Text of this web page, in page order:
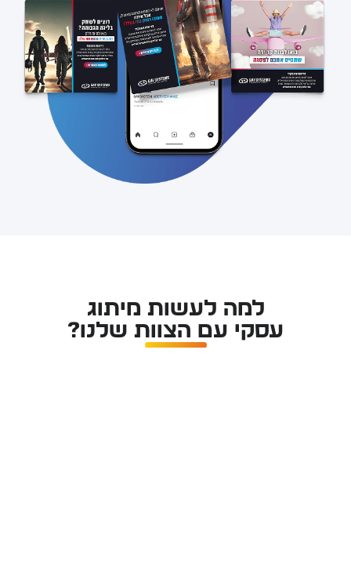
למה לעשות מיתוג
עסקי עם הצוות שלנו?